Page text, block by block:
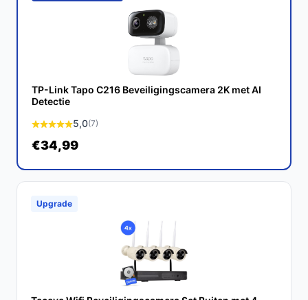
bewaken van je huis, kinderen of huisdieren. Met zijn
geavanceerde functies en scherpe beeldkwaliteit is het
een slimme keuze voor elke huiseigenaar.
Ontdek alle specificaties en vergelijk prijzen op
bestebeveiligingscamera.nl. Kies bewust wat perfect
TP-Link Tapo C216 Beveiligingscamera 2K met AI
Detectie
5,0(7)
€34,99
Upgrade